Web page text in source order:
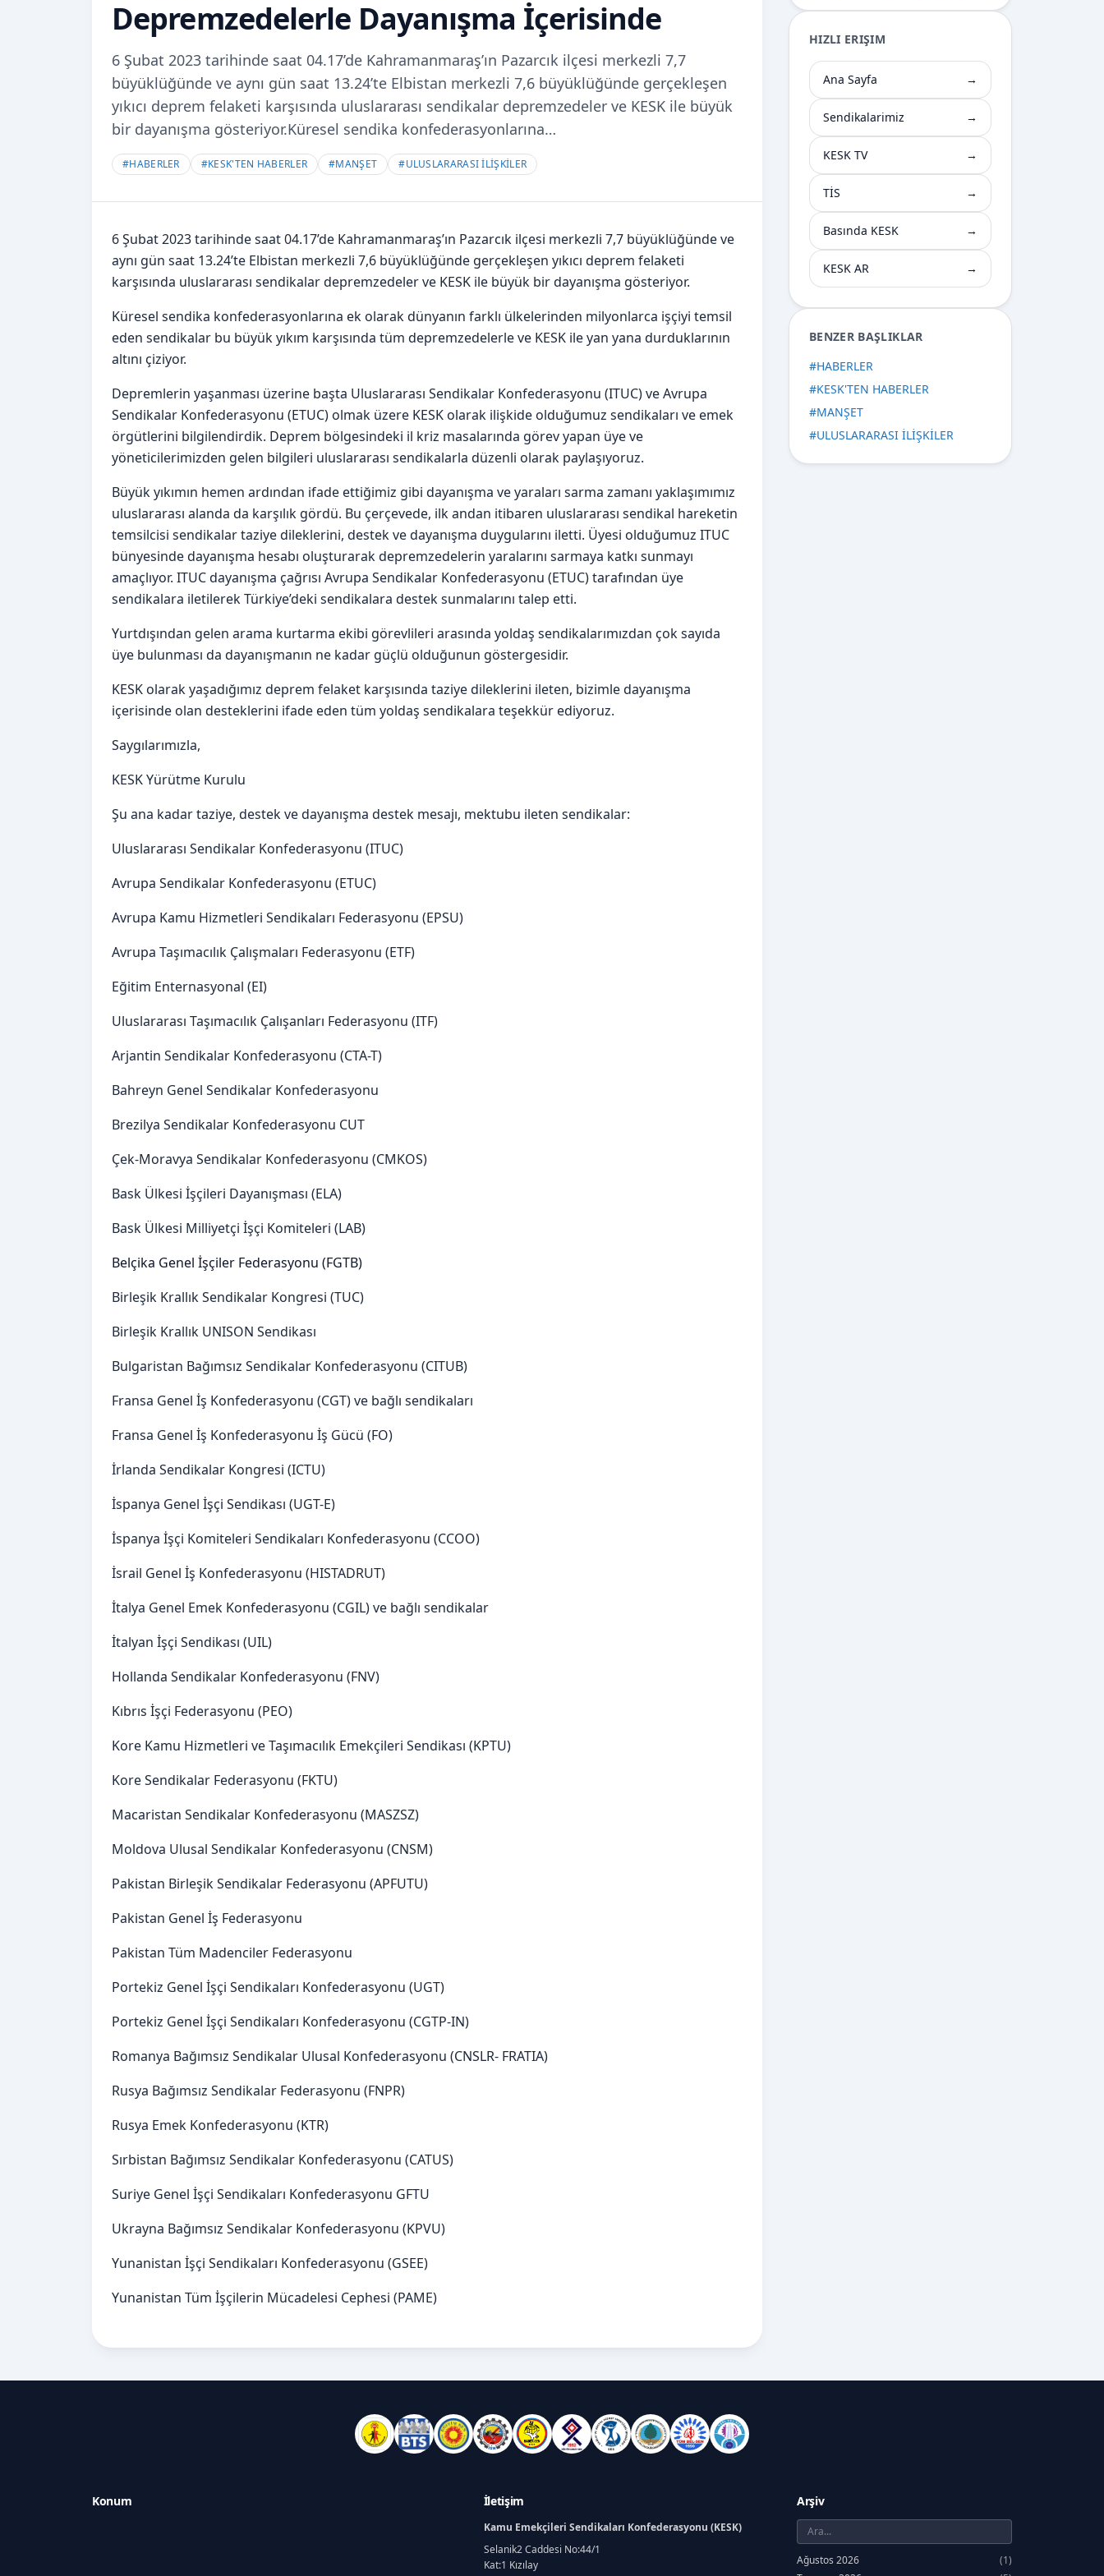
Depremzedelerle Dayanışma İçerisinde
6 Şubat 2023 tarihinde saat 04.17’de Kahramanmaraş’ın Pazarcık ilçesi merkezli 7,7
büyüklüğünde ve aynı gün saat 13.24’te Elbistan merkezli 7,6 büyüklüğünde gerçekleşen
yıkıcı deprem felaketi karşısında uluslararası sendikalar depremzedeler ve KESK ile büyük
bir dayanışma gösteriyor.Küresel sendika konfederasyonlarına…
#HABERLER #KESK'TEN HABERLER #MANŞET #ULUSLARARASI İLİŞKİLER
6 Şubat 2023 tarihinde saat 04.17’de Kahramanmaraş’ın Pazarcık ilçesi merkezli 7,7 büyüklüğünde ve
aynı gün saat 13.24’te Elbistan merkezli 7,6 büyüklüğünde gerçekleşen yıkıcı deprem felaketi
karşısında uluslararası sendikalar depremzedeler ve KESK ile büyük bir dayanışma gösteriyor.
Küresel sendika konfederasyonlarına ek olarak dünyanın farklı ülkelerinden milyonlarca işçiyi temsil
eden sendikalar bu büyük yıkım karşısında tüm depremzedelerle ve KESK ile yan yana durduklarının
altını çiziyor.
Depremlerin yaşanması üzerine başta Uluslararası Sendikalar Konfederasyonu (ITUC) ve Avrupa
Sendikalar Konfederasyonu (ETUC) olmak üzere KESK olarak ilişkide olduğumuz sendikaları ve emek
örgütlerini bilgilendirdik. Deprem bölgesindeki il kriz masalarında görev yapan üye ve
yöneticilerimizden gelen bilgileri uluslararası sendikalarla düzenli olarak paylaşıyoruz.
Büyük yıkımın hemen ardından ifade ettiğimiz gibi dayanışma ve yaraları sarma zamanı yaklaşımımız
uluslararası alanda da karşılık gördü. Bu çerçevede, ilk andan itibaren uluslararası sendikal hareketin
temsilcisi sendikalar taziye dileklerini, destek ve dayanışma duygularını iletti. Üyesi olduğumuz ITUC
bünyesinde dayanışma hesabı oluşturarak depremzedelerin yaralarını sarmaya katkı sunmayı
amaçlıyor. ITUC dayanışma çağrısı Avrupa Sendikalar Konfederasyonu (ETUC) tarafından üye
sendikalara iletilerek Türkiye’deki sendikalara destek sunmalarını talep etti.
Yurtdışından gelen arama kurtarma ekibi görevlileri arasında yoldaş sendikalarımızdan çok sayıda
üye bulunması da dayanışmanın ne kadar güçlü olduğunun göstergesidir.
KESK olarak yaşadığımız deprem felaket karşısında taziye dileklerini ileten, bizimle dayanışma
içerisinde olan desteklerini ifade eden tüm yoldaş sendikalara teşekkür ediyoruz.
Saygılarımızla,
KESK Yürütme Kurulu
Şu ana kadar taziye, destek ve dayanışma destek mesajı, mektubu ileten sendikalar:
Uluslararası Sendikalar Konfederasyonu (ITUC)
Avrupa Sendikalar Konfederasyonu (ETUC)
Avrupa Kamu Hizmetleri Sendikaları Federasyonu (EPSU)
Avrupa Taşımacılık Çalışmaları Federasyonu (ETF)
Eğitim Enternasyonal (EI)
Uluslararası Taşımacılık Çalışanları Federasyonu (ITF)
Arjantin Sendikalar Konfederasyonu (CTA-T)
Bahreyn Genel Sendikalar Konfederasyonu
Brezilya Sendikalar Konfederasyonu CUT
Çek-Moravya Sendikalar Konfederasyonu (CMKOS)
Bask Ülkesi İşçileri Dayanışması (ELA)
Bask Ülkesi Milliyetçi İşçi Komiteleri (LAB)
Belçika Genel İşçiler Federasyonu (FGTB)
Birleşik Krallık Sendikalar Kongresi (TUC)
Birleşik Krallık UNISON Sendikası
Bulgaristan Bağımsız Sendikalar Konfederasyonu (CITUB)
Fransa Genel İş Konfederasyonu (CGT) ve bağlı sendikaları
Fransa Genel İş Konfederasyonu İş Gücü (FO)
İrlanda Sendikalar Kongresi (ICTU)
İspanya Genel İşçi Sendikası (UGT-E)
İspanya İşçi Komiteleri Sendikaları Konfederasyonu (CCOO)
İsrail Genel İş Konfederasyonu (HISTADRUT)
İtalya Genel Emek Konfederasyonu (CGIL) ve bağlı sendikalar
İtalyan İşçi Sendikası (UIL)
Hollanda Sendikalar Konfederasyonu (FNV)
Kıbrıs İşçi Federasyonu (PEO)
Kore Kamu Hizmetleri ve Taşımacılık Emekçileri Sendikası (KPTU)
Kore Sendikalar Federasyonu (FKTU)
Macaristan Sendikalar Konfederasyonu (MASZSZ)
Moldova Ulusal Sendikalar Konfederasyonu (CNSM)
Pakistan Birleşik Sendikalar Federasyonu (APFUTU)
Pakistan Genel İş Federasyonu
Pakistan Tüm Madenciler Federasyonu
Portekiz Genel İşçi Sendikaları Konfederasyonu (UGT)
Portekiz Genel İşçi Sendikaları Konfederasyonu (CGTP-IN)
Romanya Bağımsız Sendikalar Ulusal Konfederasyonu (CNSLR- FRATIA)
Rusya Bağımsız Sendikalar Federasyonu (FNPR)
Rusya Emek Konfederasyonu (KTR)
Sırbistan Bağımsız Sendikalar Konfederasyonu (CATUS)
Suriye Genel İşçi Sendikaları Konfederasyonu GFTU
Ukrayna Bağımsız Sendikalar Konfederasyonu (KPVU)
Yunanistan İşçi Sendikaları Konfederasyonu (GSEE)
Yunanistan Tüm İşçilerin Mücadelesi Cephesi (PAME)
HIZLI ERIŞIM
Ana Sayfa →
Sendikalarimiz →
KESK TV →
TİS →
Basında KESK →
KESK AR →
BENZER BAŞLIKLAR
#HABERLER
#KESK'TEN HABERLER
#MANŞET
#ULUSLARARASI İLİŞKİLER
Konum İletişim
Kamu Emekçileri Sendikaları Konfederasyonu (KESK)
Selanik2 Caddesi No:44/1
Kat:1 Kızılay
Arşiv
Ağustos 2026
(1)